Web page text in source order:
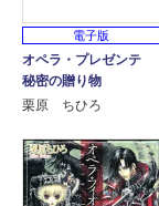
電子版
オペラ・プレゼンテ
秘密の贈り物
栗原 ちひろ